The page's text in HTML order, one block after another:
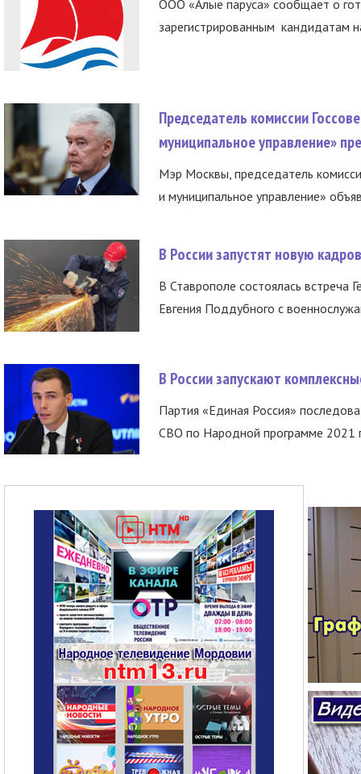
ООО «Алые паруса» сообщает о
зарегистрированным кандидатам
Председатель комиссии
муниципальное управление»
Мэр Москвы, председатель
и муниципальное управление»
В России запустят новую
В Ставрополе состоялась встреча
Евгения Поддубного с
В России запускают
Партия «Единая Россия»
СВО по Народной программе 2021